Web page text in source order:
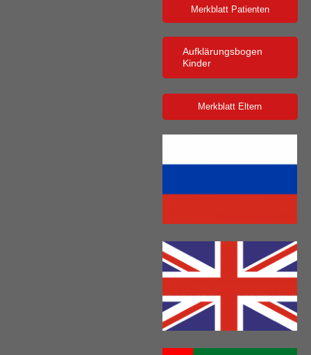
Merkblatt Patienten
Aufklärungsbogen
Kinder
Merkblatt Eltern